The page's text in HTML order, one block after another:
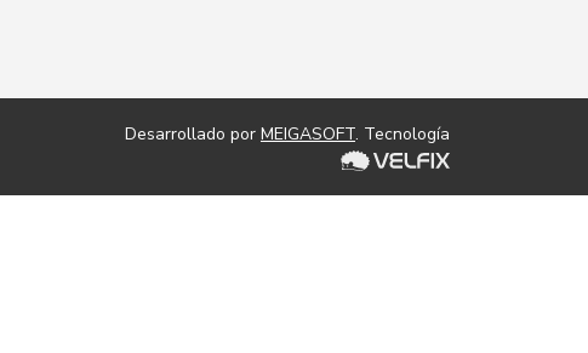
Desarrollado por MEIGASOFT. Tecnología